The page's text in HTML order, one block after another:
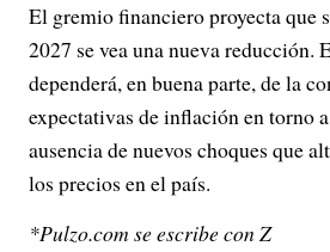
El gremio financiero proyecta que
2027 se vea una nueva reducción.
dependerá, en buena parte, de la
expectativas de inflación en torno
ausencia de nuevos choques que
los precios en el país.
*Pulzo.com se escribe con Z